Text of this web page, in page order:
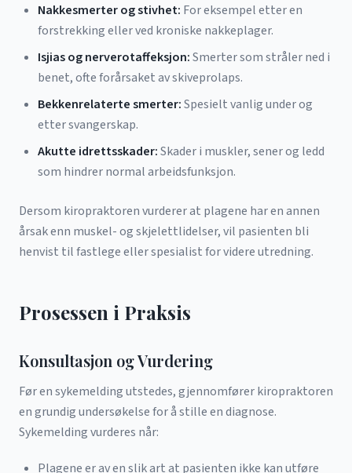
Nakkesmerter og stivhet: For eksempel etter en
forstrekking eller ved kroniske nakkeplager.
Isjias og nerverotaffeksjon:Smerter som stråler ned i
benet, ofte forårsaket av skiveprolaps.
Bekkenrelaterte smerter:Spesielt vanlig under og
etter svangerskap.
Akutte idrettsskader:Skader i muskler, sener og ledd
som hindrer normal arbeidsfunksjon.
Dersom kiropraktoren vurderer at plagene har en annen
årsak enn muskel- og skjelettlidelser, vil pasienten bli
henvist til fastlege eller spesialist for videre utredning.
Prosessen i Praksis
Konsultasjon og Vurdering
Før en sykemelding utstedes, gjennomfører kiropraktoren
en grundig undersøkelse for å stille en diagnose.
Sykemelding vurderes når:
Plagene er av en slik art at pasienten ikke kan utføre